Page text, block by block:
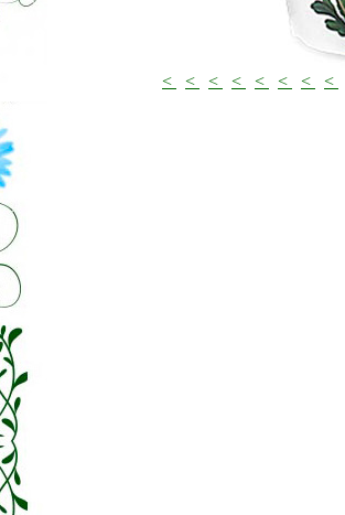
< < < < < < < <